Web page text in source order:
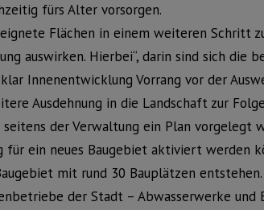
fürs Alter vorsorgen.
Flächen in einem weiteren Schritt
auswirken. Hierbei“, darin sind sich die
Innenentwicklung Vorrang vor der
Ausdehnung in die Landschaft zur
der Verwaltung ein Plan vorgelegt
für ein neues Baugebiet aktiviert werden
mit rund 30 Bauplätzen
der Stadt – Abwasserwerke und